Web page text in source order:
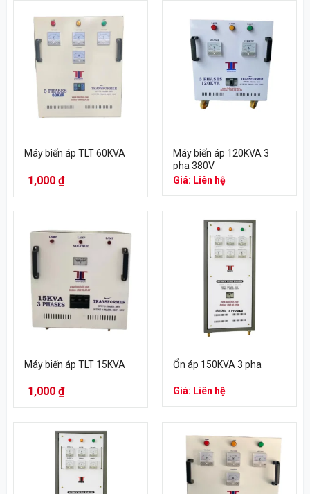
Máy biến áp TLT 60KVA
1,000 ₫
Máy biến áp 120KVA 3
pha 380V
Giá: Liên hệ
Máy biến áp TLT 15KVA
1,000 ₫
Ổn áp 150KVA 3 pha
Giá: Liên hệ